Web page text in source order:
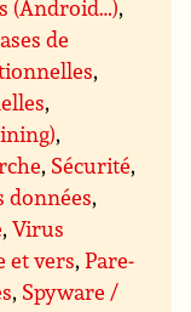
(Android…),
de
,
,
,
, Sécurité,
données,
,Virus
et vers,Pare-
, Spyware /